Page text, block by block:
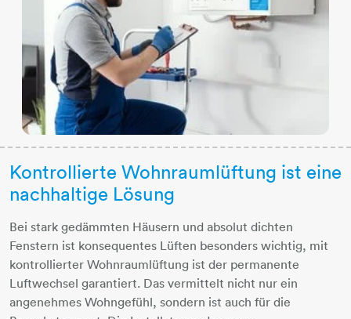
Kontrollierte Wohnraumlüftung ist eine
nachhaltige Lösung
Bei stark gedämmten Häusern und absolut dichten
Fenstern ist konsequentes Lüften besonders wichtig, mit
kontrollierter Wohnraumlüftung ist der permanente
Luftwechsel garantiert. Das vermittelt nicht nur ein
angenehmes Wohngefühl, sondern ist auch für die